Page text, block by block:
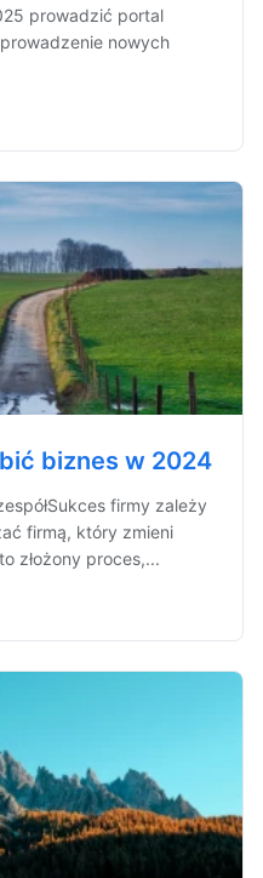
prowadzić portal
nowych
biznes w 2024
firmy zależy
firmą, który zmieni
złożony proces,...